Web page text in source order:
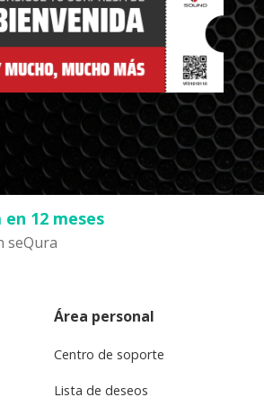
12 meses
seQura
Área personal
Centro de soporte
Lista de deseos